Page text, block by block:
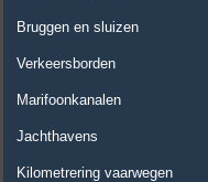
Bruggen en sluizen
Verkeersborden
Marifoonkanalen
Jachthavens
Kilometrering vaarwegen